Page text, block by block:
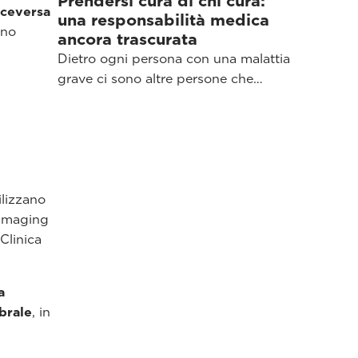
, in
una responsabilità medica
ancora trascurata
Dietro ogni persona con una malattia
grave ci sono altre persone che…